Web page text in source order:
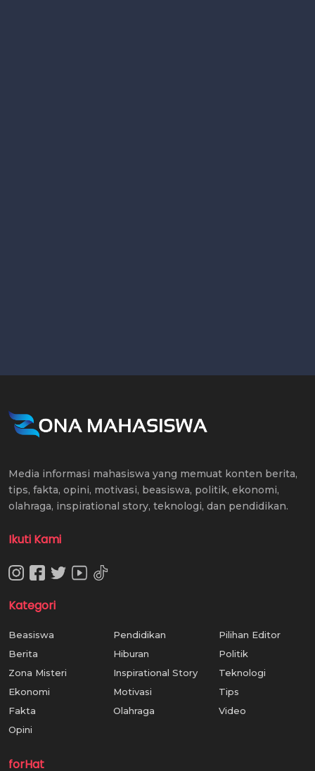
Media informasi mahasiswa yang memuat konten berita,
tips, fakta, opini, motivasi, beasiswa, politik, ekonomi,
olahraga, inspirational story, teknologi, dan pendidikan.
Ikuti Kami
Kategori
Beasiswa
Berita
Zona Misteri
Ekonomi
Fakta
Opini
Pendidikan
Hiburan
Inspirational Story
Motivasi
Olahraga
Pilihan Editor
Politik
Teknologi
Tips
Video
forHat